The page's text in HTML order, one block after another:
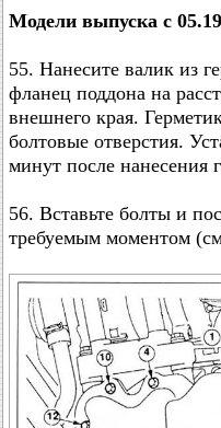
Модели выпуска с
55. Нанесите валик из
фланец поддона на
внешнего края.
болтовые отверстия.
минут после нанесения
56. Вставьте болты и
требуемым моментом